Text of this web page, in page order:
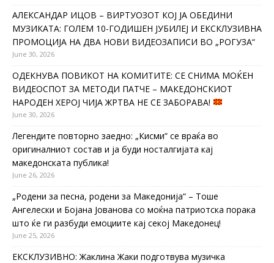
АЛЕКСАНДАР ИЦОВ – ВИРТУОЗОТ КОЈ ЈА ОБЕДИНИ
МУЗИКАТА: ГОЛЕМ 10-ГОДИШЕН ЈУБИЛЕЈ И ЕКСКЛУЗИВНА
ПРОМОЦИЈА НА ДВА НОВИ ВИДЕОЗАПИСИ ВО „РОГУЗА“
June 30, 2026
ОДЕКНУВА ПОВИКОТ НА КОМИТИТЕ: СЕ СНИМА МОЌЕН
ВИДЕОСПОТ ЗА МЕТОДИ ПАТЧЕ – МАКЕДОНСКИОТ
НАРОДЕН ХЕРОЈ ЧИЈА ЖРТВА НЕ СЕ ЗАБОРАВА!
June 30, 2026
Легендите повторно заедно: „Кисми“ се враќа во
оригиналниот состав и ја буди носталгијата кај
македонската публика!
June 26, 2026
„Родени за песна, родени за Македонија“ – Тоше
Ангелески и Бојана Јованова со моќна патриотска порака
што ќе ги разбуди емоциите кај секој Македонец!
June 25, 2026
ЕКСКЛУЗИВНО: Жаклина Жаки подготвува музичка